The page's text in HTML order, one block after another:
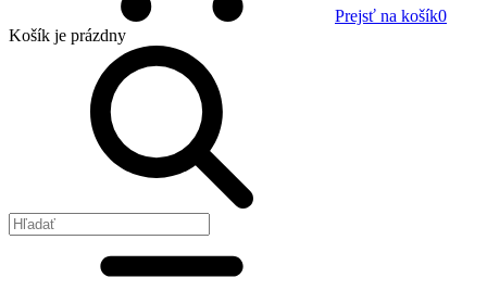
Prejsť na košík0
Košík je prázdny